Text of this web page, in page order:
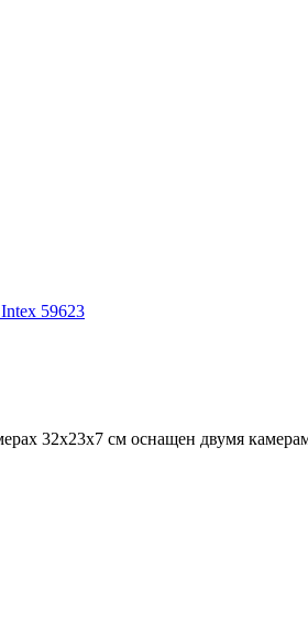
59623
32х23х7 см оснащен двумя